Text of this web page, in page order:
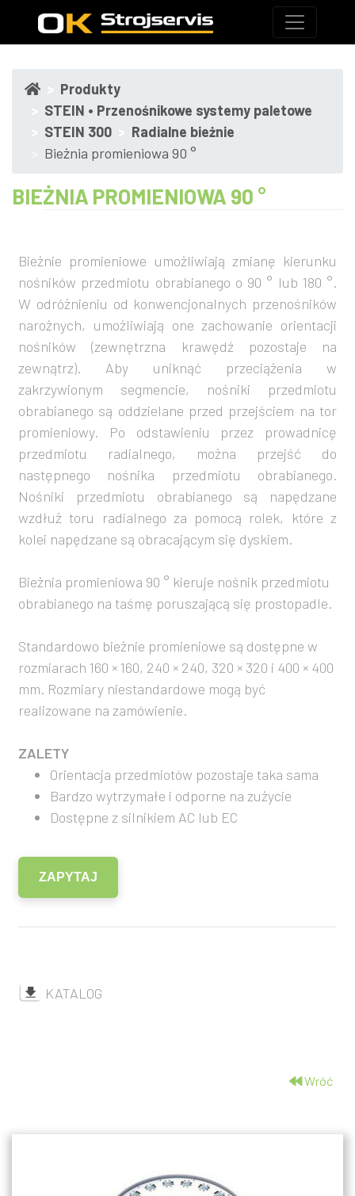
Produkty
STEIN • Przenośnikowe systemy paletowe
STEIN 300
Radialne bieżnie
Bieżnia promieniowa 90 °
BIEŻNIA PROMIENIOWA 90 °
Bieżnie promieniowe umożliwiają zmianę kierunku
nośników przedmiotu obrabianego o 90 ° lub 180 °.
W odróżnieniu od konwencjonalnych przenośników
narożnych, umożliwiają one zachowanie orientacji
nośników (zewnętrzna krawędź pozostaje na
zewnątrz). Aby uniknąć przeciążenia w
zakrzywionym segmencie, nośniki przedmiotu
obrabianego są oddzielane przed przejściem na tor
promieniowy. Po odstawieniu przez prowadnicę
przedmiotu radialnego, można przejść do
następnego nośnika przedmiotu obrabianego.
Nośniki przedmiotu obrabianego są napędzane
wzdłuż toru radialnego za pomocą rolek, które z
kolei napędzane są obracającym się dyskiem.
Bieżnia promieniowa 90 ° kieruje nośnik przedmiotu
obrabianego na taśmę poruszającą się prostopadle.
Standardowo bieżnie promieniowe są dostępne w
rozmiarach 160 × 160, 240 × 240, 320 × 320 i 400 × 400
mm. Rozmiary niestandardowe mogą być
realizowane na zamówienie.
ZALETY
Orientacja przedmiotów pozostaje taka sama
Bardzo wytrzymałe i odporne na zużycie
Dostępne z silnikiem AC lub EC
ZAPYTAJ
KATALOG
Wróć